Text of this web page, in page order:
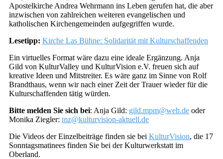
Apostelkirche Andrea Wehrmann ins Leben gerufen hat, die aber
inzwischen von zahlreichen weiteren evangelischen und
katholischen Kirchengemeinden aufgegriffen wurde.
Lesetipp: Kirche Las Bühne: Solidarität mit Kulturschaffenden
Ein virtuelles Format wäre dazu eine ideale Ergänzung. Anja
Gild von KulturValley und KulturVision e.V. freuen sich auf
kreative Ideen und Mitstreiter. Es wäre ganz im Sinne von Rolf
Brandthaus, wenn wir nach einer Zeit der Trauer wieder für die
Kulturschaffenden tätig würden.
Bitte melden Sie sich bei: Anja Gild: gild.mpm@web.de oder
Monika Ziegler: mz@kulturvision-aktuell.de
Die Videos der Einzelbeiträge finden sie bei KulturVision, die 17
Sonntagsmatinees finden Sie bei der Kulturwerkstatt im
Oberland.